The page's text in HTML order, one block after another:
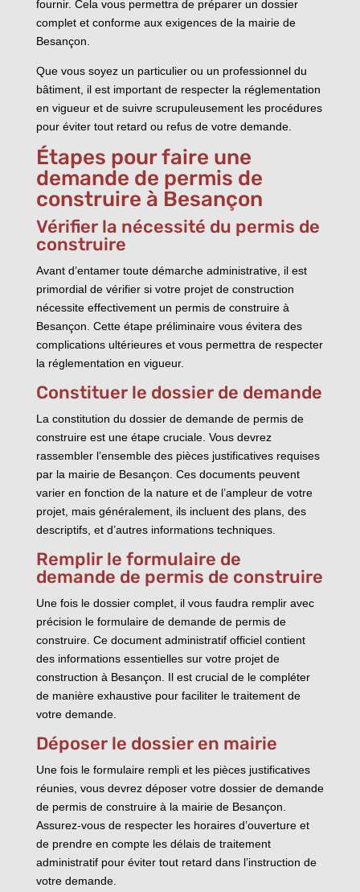
fournir. Cela vous permettra de préparer un dossier
complet et conforme aux exigences de la mairie de
Besançon.
Que vous soyez un particulier ou un professionnel du
bâtiment, il est important de respecter la réglementation
en vigueur et de suivre scrupuleusement les procédures
pour éviter tout retard ou refus de votre demande.
Étapes pour faire une
demande de permis de
construire à Besançon
Vérifier la nécessité du permis de
construire
Avant d’entamer toute démarche administrative, il est
primordial de vérifier si votre projet de construction
nécessite effectivement un permis de construire à
Besançon. Cette étape préliminaire vous évitera des
complications ultérieures et vous permettra de respecter
la réglementation en vigueur.
Constituer le dossier de demande
La constitution du dossier de demande de permis de
construire est une étape cruciale. Vous devrez
rassembler l’ensemble des pièces justificatives requises
par la mairie de Besançon. Ces documents peuvent
varier en fonction de la nature et de l’ampleur de votre
projet, mais généralement, ils incluent des plans, des
descriptifs, et d’autres informations techniques.
Remplir le formulaire de
demande de permis de construire
Une fois le dossier complet, il vous faudra remplir avec
précision le formulaire de demande de permis de
construire. Ce document administratif officiel contient
des informations essentielles sur votre projet de
construction à Besançon. Il est crucial de le compléter
de manière exhaustive pour faciliter le traitement de
votre demande.
Déposer le dossier en mairie
Une fois le formulaire rempli et les pièces justificatives
réunies, vous devrez déposer votre dossier de demande
de permis de construire à la mairie de Besançon.
Assurez-vous de respecter les horaires d’ouverture et
de prendre en compte les délais de traitement
administratif pour éviter tout retard dans l’instruction de
votre demande.